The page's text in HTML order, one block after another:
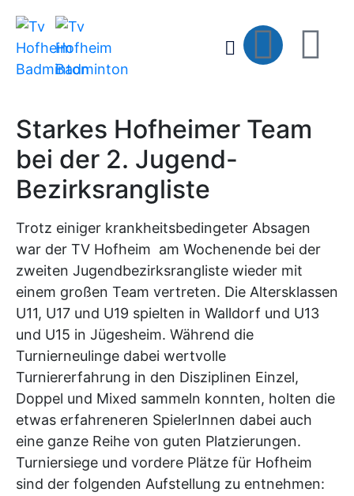
Starkes Hofheimer Team
bei der 2. Jugend-
Bezirksrangliste
Trotz einiger krankheitsbedingeter Absagen
war der TV Hofheim am Wochenende bei der
zweiten Jugendbezirksrangliste wieder mit
einem großen Team vertreten. Die Altersklassen
U11, U17 und U19 spielten in Walldorf und U13
und U15 in Jügesheim. Während die
Turnierneulinge dabei wertvolle
Turniererfahrung in den Disziplinen Einzel,
Doppel und Mixed sammeln konnten, holten die
etwas erfahreneren SpielerInnen dabei auch
eine ganze Reihe von guten Platzierungen.
Turniersiege und vordere Plätze für Hofheim
sind der folgenden Aufstellung zu entnehmen: